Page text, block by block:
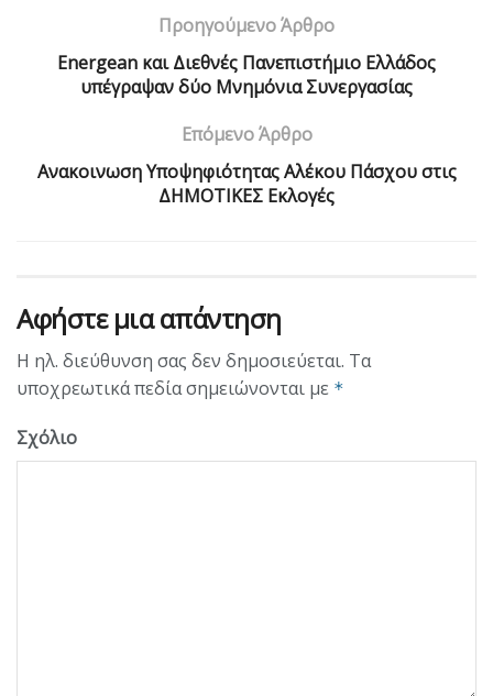
Προηγούμενο Άρθρο
Energean και Διεθνές Πανεπιστήμιο Ελλάδος
υπέγραψαν δύο Μνημόνια Συνεργασίας
Επόμενο Άρθρο
Ανακοινωση Υποψηφιότητας Αλέκου Πάσχου στις
ΔΗΜΟΤΙΚΕΣ Εκλογές
Αφήστε μια απάντηση
Η ηλ. διεύθυνση σας δεν δημοσιεύεται. Τα
υποχρεωτικά πεδία σημειώνονται με *
Σχόλιο